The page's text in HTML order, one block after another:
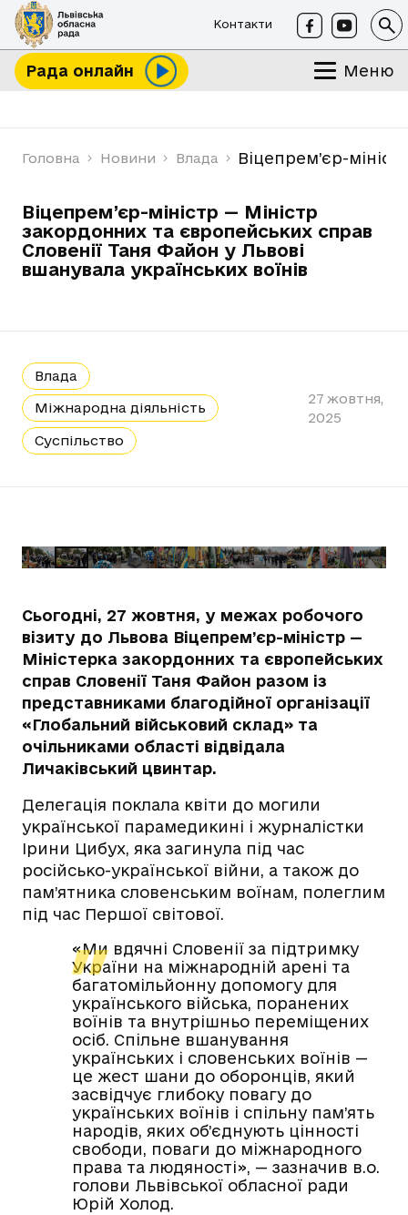
Контакти
Рада онлайн Меню
Головна Новини Влада Віцепрем’єр-
Віцепрем’єр-міністр — Міністр
закордонних та європейських справ
Словенії Таня Файон у Львові
вшанувала українських воїнів
Влада
Міжнародна діяльність
Суспільство
27 жовтня,
2025
Сьогодні, 27 жовтня, у межах робочого
візиту до Львова Віцепрем’єр-міністр —
Міністерка закордонних та європейських
справ Словенії Таня Файон разом із
представниками благодійної організації
«Глобальний військовий склад» та
очільниками області відвідала
Личаківський цвинтар.
Делегація поклала квіти до могили
української парамедикині і журналістки
Ірини Цибух, яка загинула під час
російсько-української війни, а також до
пам’ятника словенським воїнам, полеглим
під час Першої світової.
«Ми вдячні Словенії за підтримку
України на міжнародній арені та
багатомільйонну допомогу для
українського війська, поранених
воїнів та внутрішньо переміщених
осіб. Спільне вшанування
українських і словенських воїнів —
це жест шани до оборонців, який
засвідчує глибоку повагу до
українських воїнів і спільну пам’ять
народів, яких об’єднують цінності
свободи, поваги до міжнародного
права та людяності», — зазначив в.о.
голови Львівської обласної ради
Юрій Холод.